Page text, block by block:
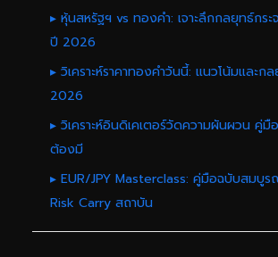
▸ หุ้นสหรัฐฯ vs ทองคำ: เจาะลึกกลยุทธ์กระ
ปี 2026
▸ วิเคราะห์ราคาทองคำวันนี้: แนวโน้มและ
2026
▸ วิเคราะห์อินดิเคเตอร์วัดความผันผวน คู่มื
ต้องมี
▸ EUR/JPY Masterclass: คู่มือฉบับสมบูร
Risk Carry สถาบัน